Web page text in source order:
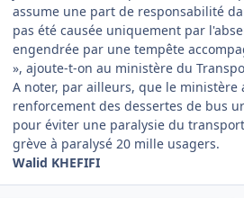
assume une part de responsabilité
pas été causée uniquement par
engendrée par une tempête
», ajoute-t-on au ministère du
A noter, par ailleurs, que le ministère
renforcement des dessertes de bus
pour éviter une paralysie du
grève à paralysé 20 mille usagers.
Walid KHEFIFI